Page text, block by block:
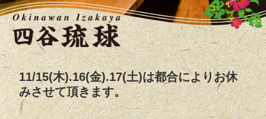
11/15(木).16(金).17(土)は都合によりお休
みさせて頂きます。